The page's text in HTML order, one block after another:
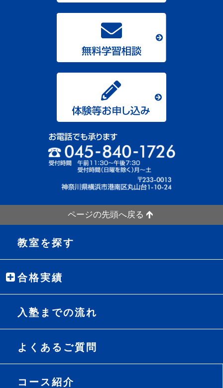
ページの先頭へ戻る
教室を探す
合格実績
入塾までの流れ
よくあるご質問
コース紹介